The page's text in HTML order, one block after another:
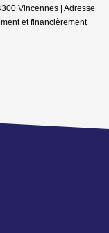
Vincennes | Adresse
et financièrement